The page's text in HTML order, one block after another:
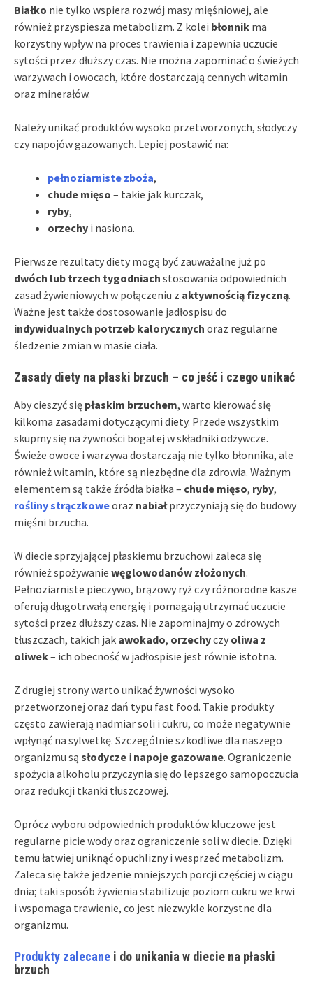
Białko nie tylko wspiera rozwój masy mięśniowej, ale
również przyspiesza metabolizm. Z kolei błonnik ma
korzystny wpływ na proces trawienia i zapewnia uczucie
sytości przez dłuższy czas. Nie można zapominać o świeżych
warzywach i owocach, które dostarczają cennych witamin
oraz minerałów.
Należy unikać produktów wysoko przetworzonych, słodyczy
czy napojów gazowanych. Lepiej postawić na:
pełnoziarniste zboża,
chude mięso – takie jak kurczak,
ryby,
orzechy i nasiona.
Pierwsze rezultaty diety mogą być zauważalne już po
dwóch lub trzech tygodniach stosowania odpowiednich
zasad żywieniowych w połączeniu z aktywnością fizyczną.
Ważne jest także dostosowanie jadłospisu do
indywidualnych potrzeb kalorycznych oraz regularne
śledzenie zmian w masie ciała.
Zasady diety na płaski brzuch – co jeść i czego unikać
Aby cieszyć się płaskim brzuchem, warto kierować się
kilkoma zasadami dotyczącymi diety. Przede wszystkim
skupmy się na żywności bogatej w składniki odżywcze.
Świeże owoce i warzywa dostarczają nie tylko błonnika, ale
również witamin, które są niezbędne dla zdrowia. Ważnym
elementem są także źródła białka – chude mięso, ryby,
rośliny strączkoweoraz nabiałprzyczyniają się do budowy
mięśni brzucha.
W diecie sprzyjającej płaskiemu brzuchowi zaleca się
również spożywanie węglowodanów złożonych.
Pełnoziarniste pieczywo, brązowy ryż czy różnorodne kasze
oferują długotrwałą energię i pomagają utrzymać uczucie
sytości przez dłuższy czas. Nie zapominajmy o zdrowych
tłuszczach, takich jak awokado, orzechyczy oliwa z
oliwek– ich obecność w jadłospisie jest równie istotna.
Z drugiej strony warto unikać żywności wysoko
przetworzonej oraz dań typu fast food. Takie produkty
często zawierają nadmiar soli i cukru, co może negatywnie
wpłynąć na sylwetkę. Szczególnie szkodliwe dla naszego
organizmu są słodycze i napoje gazowane. Ograniczenie
spożycia alkoholu przyczynia się do lepszego samopoczucia
oraz redukcji tkanki tłuszczowej.
Oprócz wyboru odpowiednich produktów kluczowe jest
regularne picie wody oraz ograniczenie soli w diecie. Dzięki
temu łatwiej uniknąć opuchlizny i wesprzeć metabolizm.
Zaleca się także jedzenie mniejszych porcji częściej w ciągu
dnia; taki sposób żywienia stabilizuje poziom cukru we krwi
i wspomaga trawienie, co jest niezwykle korzystne dla
organizmu.
Produkty zalecane i do unikania w diecie na płaski
brzuch